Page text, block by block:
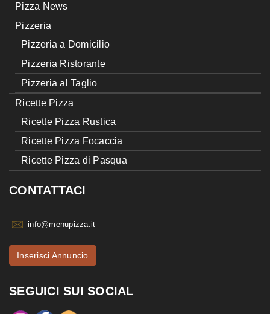
Pizza News
Pizzeria
Pizzeria a Domicilio
Pizzeria Ristorante
Pizzeria al Taglio
Ricette Pizza
Ricette Pizza Rustica
Ricette Pizza Focaccia
Ricette Pizza di Pasqua
CONTATTACI
info@menupizza.it
Inserisci Annuncio
SEGUICI SUI SOCIAL